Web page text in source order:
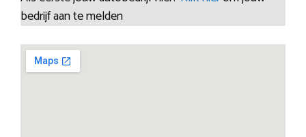
bedrijf aan te melden